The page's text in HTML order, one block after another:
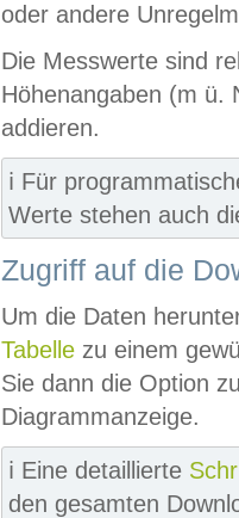
oder andere
Die Messwerte sind
Höhenangaben (m ü.
addieren.
ℹ️ Für
Werte stehen auch
Zugriff auf die
Um die Daten
Tabelle zu einem
Sie dann die Option
Diagrammanzeige.
ℹ️ Eine detaillierte
den gesamten